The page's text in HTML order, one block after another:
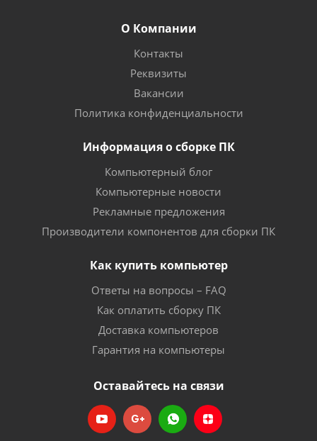
О Компании
Контакты
Реквизиты
Вакансии
Политика конфиденциальности
Информация о сборке ПК
Компьютерный блог
Компьютерные новости
Рекламные предложения
Производители компонентов для сборки ПК
Как купить компьютер
Ответы на вопросы – FAQ
Как оплатить сборку ПК
Доставка компьютеров
Гарантия на компьютеры
Оставайтесь на связи